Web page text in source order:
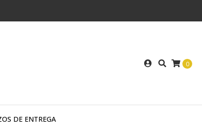
0
DE ENTREGA